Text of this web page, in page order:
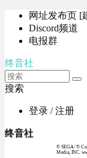
网址发布页 [
Discord频道
电报群
终音社
搜索
登录 / 注册
终音社
© SEGA / ©
Media, INC.